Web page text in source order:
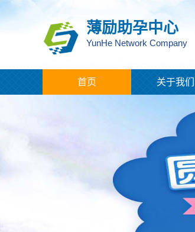
薄励助孕中心
YunHe Network Company
首页 关于我们